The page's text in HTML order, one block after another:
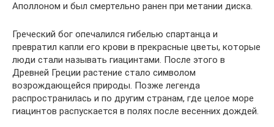
Аполлоном и был смертельно ранен при метании диска.
Греческий бог опечалился гибелью спартанца и
превратил капли его крови в прекрасные цветы, которые
люди стали называть гиацинтами. После этого в
Древней Греции растение стало символом
возрождающейся природы. Позже легенда
распространилась и по другим странам, где целое море
гиацинтов распускается в полях после весенних дождей.